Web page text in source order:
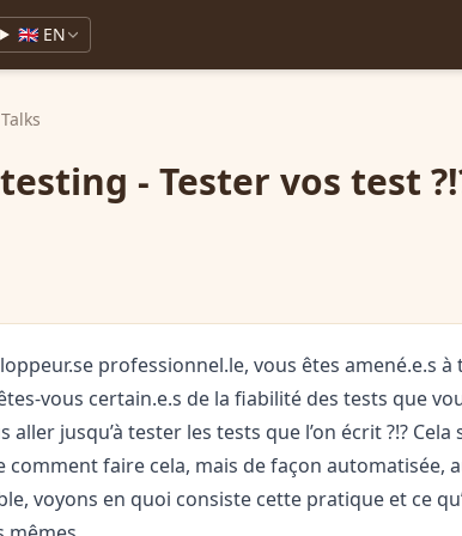
🇬🇧 EN
Talks
- Tester vos test
professionnel.le, vous êtes amené.e.s à
vous certain.e.s de la fiabilité des tests que
aller jusqu’à tester les tests que l’on écrit ?!?
comment faire cela, mais de façon automatisée,
voyons en quoi consiste cette pratique et ce